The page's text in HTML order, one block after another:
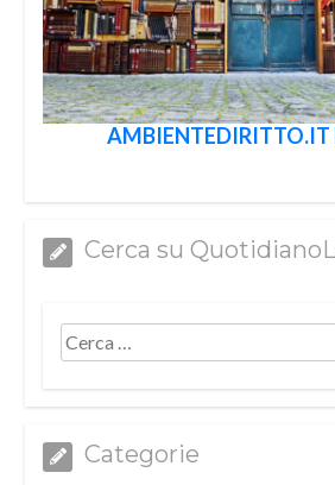
AMBIENTEDIRITTO.IT
Cerca su
Categorie